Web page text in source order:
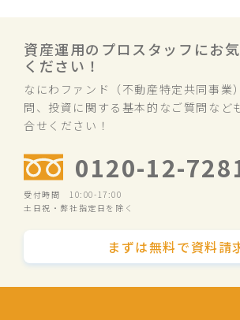
資産運用のプロスタッフにお
ください！
なにわファンド（不動産特定共同事業
問、投資に関する基本的なご質問など
合せください！
0120-12-
受付時間 10:00-17:00
土日祝・弊社指定日を除く
まずは無料で資料請